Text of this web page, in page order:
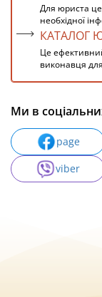
Для юриста
необхідної
КАТАЛОГ
Це
виконавця
Ми в
page
viber